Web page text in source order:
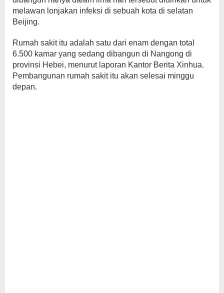
melawan lonjakan infeksi di sebuah kota di selatan
Beijing.
Rumah sakit itu adalah satu dari enam dengan total
6.500 kamar yang sedang dibangun di Nangong di
provinsi Hebei, menurut laporan Kantor Berita Xinhua.
Pembangunan rumah sakit itu akan selesai minggu
depan.